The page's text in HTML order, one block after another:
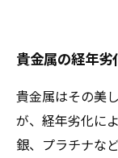
貴金属の経年
貴金属はその美
が、経年劣化に
銀、プラチナな